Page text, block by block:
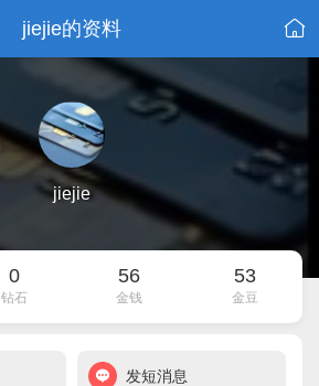
jiejie的资料
jiejie
0
钻石
56
金钱
53
金豆
发短消息